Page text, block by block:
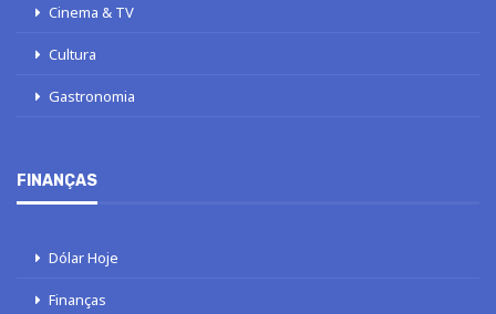
Cinema & TV
Cultura
Gastronomia
FINANÇAS
Dólar Hoje
Finanças